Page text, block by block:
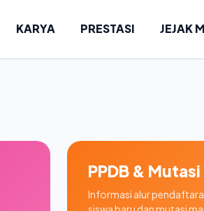
KARYA PRESTASI JEJAK
PPDB & Mutasi
Informasi alur